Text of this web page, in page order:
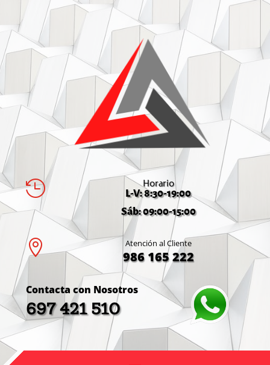
 Horario
L-V: 8:30-19:00
Sáb: 09:00-15:00
 Atención al Cliente
986 165 222
Contacta con Nosotros
697 421 510